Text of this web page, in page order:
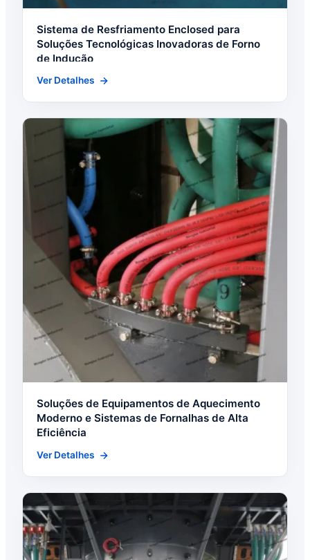
Sistema de Resfriamento Enclosed para
Soluções Tecnológicas Inovadoras de Forno
de Indução
Ver Detalhes
Soluções de Equipamentos de Aquecimento
Moderno e Sistemas de Fornalhas de Alta
Eficiência
Ver Detalhes